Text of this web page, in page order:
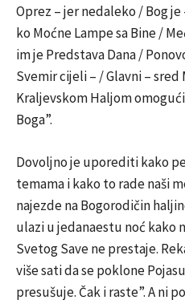
Oprez – jer nedaleko / Bog je
ko Moćne Lampe sa Bine /
im je Predstava Dana /
Svemir cijeli – / Glavni – sred
Kraljevskom Haljom
Boga”.
Dovoljno je uporediti kako
temama i kako to rade naši
najezde na Bogorodičin
ulazi u jedanaestu noć kako
Svetog Save ne prestaje.
više sati da se poklone
presušuje. Čak i raste”. A ni